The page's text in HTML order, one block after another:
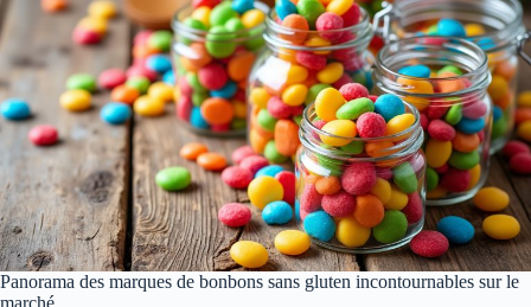
Panorama des marques de bonbons sans gluten incontournables sur le